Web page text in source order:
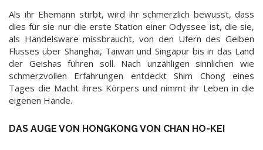
Als ihr Ehemann stirbt, wird ihr schmerzlich bewusst, dass
dies für sie nur die erste Station einer Odyssee ist, die sie,
als Handelsware missbraucht, von den Ufern des Gelben
Flusses über Shanghai, Taiwan und Singapur bis in das Land
der Geishas führen soll. Nach unzähligen sinnlichen wie
schmerzvollen Erfahrungen entdeckt Shim Chong eines
Tages die Macht ihres Körpers und nimmt ihr Leben in die
eigenen Hände.
DAS AUGE VON HONGKONG VON CHAN HO-KEI